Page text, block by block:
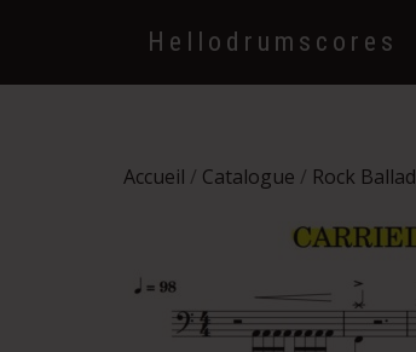
Hellodrumscores
Accueil / Catalogue / Rock Ballad